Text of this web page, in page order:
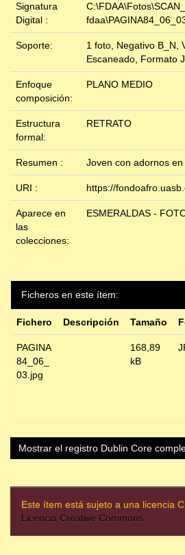
Signatura
Digital :
Soporte:
1 foto, Negativo B_N,
Escaneado, Formato
Enfoque
composición:
PLANO MEDIO
Estructura
formal:
RETRATO
Resumen : Joven con adornos en
URI : https://
Aparece en
las
colecciones:
ESMERALDAS -
Ficheros en este ítem:
Fichero Descripción Tamaño
PAGINA
84_06_
03.jpg
168,89
kB
Mostrar el registro Dublin Core
Este ítem está sujeto a una licencia
Licencia Creative Commons